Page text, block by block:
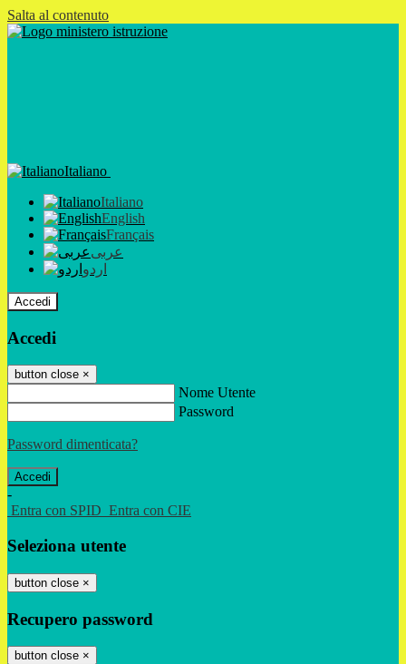
Salta al contenuto
Italiano
Italiano
English
Français
عربى
اردو
Accedi
Accedi
button close ×
Nome Utente
Password
Password dimenticata?
-
Entra con SPID Entra con CIE
Seleziona utente
button close ×
Recupero password
button close ×